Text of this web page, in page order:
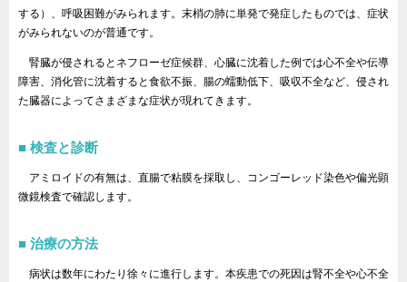
する）、呼吸困難がみられます。末梢の肺に単発で発症したものでは、症状
がみられないのが普通です。
腎臓が侵されるとネフローゼ症候群、心臓に沈着した例では心不全や伝導
障害、消化管に沈着すると食欲不振、腸の蠕動低下、吸収不全など、侵され
た臓器によってさまざまな症状が現れてきます。
検査と診断
アミロイドの有無は、直腸で粘膜を採取し、コンゴーレッド染色や偏光顕
微鏡検査で確認します。
治療の方法
病状は数年にわたり徐々に進行します。本疾患での死因は腎不全や心不全